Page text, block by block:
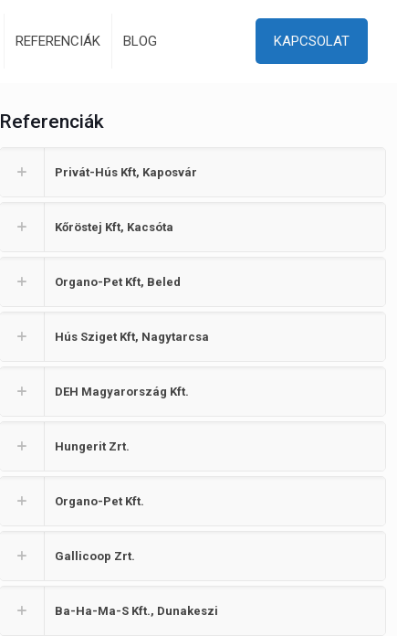
REFERENCIÁK BLOG KAPCSOLAT
Referenciák
Privát-Hús Kft, Kaposvár
Kőröstej Kft, Kacsóta
Organo-Pet Kft, Beled
Hús Sziget Kft, Nagytarcsa
DEH Magyarország Kft.
Hungerit Zrt.
Organo-Pet Kft.
Gallicoop Zrt.
Ba-Ha-Ma-S Kft., Dunakeszi